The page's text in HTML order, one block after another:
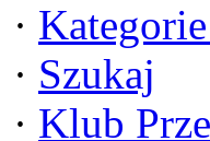
·
· Szukaj
· Klub